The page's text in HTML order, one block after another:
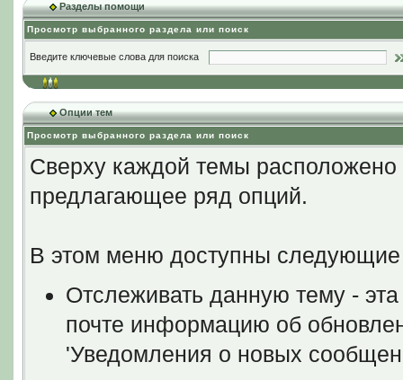
Разделы помощи
Просмотр выбранного раздела или поиск
Введите ключевые слова для поиска
Опции тем
Просмотр выбранного раздела или поиск
Сверху каждой темы
предлагающее ряд опций.
В этом меню доступны
Отслеживать данную тему -
почте информацию об
'Уведомления о новых